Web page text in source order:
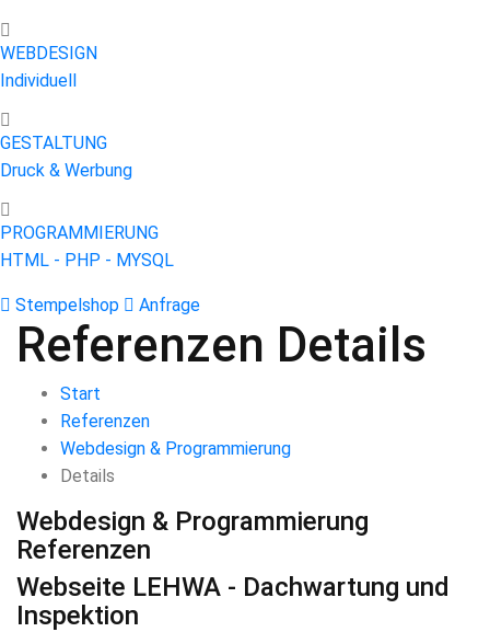
WEBDESIGN
Individuell
GESTALTUNG
Druck & Werbung
PROGRAMMIERUNG
HTML - PHP - MYSQL
Stempelshop Anfrage
Referenzen Details
Start
Referenzen
Webdesign & Programmierung
Details
Webdesign & Programmierung
Referenzen
Webseite LEHWA - Dachwartung und
Inspektion